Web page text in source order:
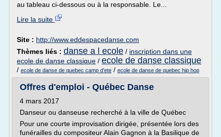
au tableau ci-dessous ou à la responsable. Le...
Lire la suite
Site : http://www.eddespacedanse.com
Thèmes liés : danse a l ecole / inscription dans une
ecole de danse classique / ecole de danse classique
/ ecole de danse de quebec camp d'ete / ecole de danse de quebec hip hop
Offres d'emploi - Québec Danse
4 mars 2017
Danseur ou danseuse recherché à la ville de Québec
Pour une courte improvisation dirigée, présentée lors des
funérailles du compositeur Alain Gagnon à la Basilique de